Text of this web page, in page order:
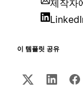
제작자
이 템플릿 공유